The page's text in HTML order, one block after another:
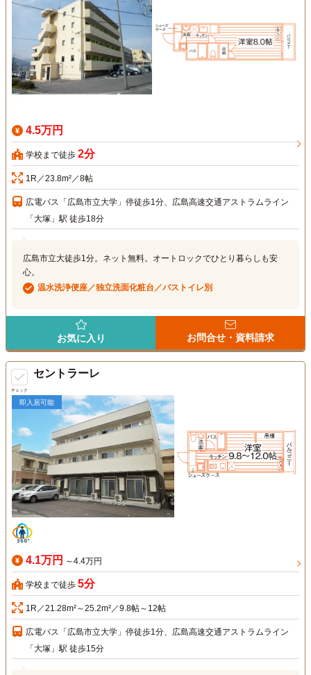
4.5万円
学校まで徒歩 2分
1R／23.8m²／8帖
広電バス「広島市立大学」停徒歩1分、広島高速交通アストラムライン
「大塚」駅 徒歩18分
広島市立大徒歩1分。ネット無料。オートロックでひとり暮らしも安
心。
温水洗浄便座／独立洗面化粧台／バストイレ別
お気に入り お問合せ・資料請求
チェック
セントラーレ
即入居可能
4.1万円 ～4.4万円
学校まで徒歩 5分
1R／21.28m²～25.2m²／9.8帖～12帖
広電バス「広島市立大学」停徒歩1分、広島高速交通アストラムライン
「大塚」駅 徒歩15分